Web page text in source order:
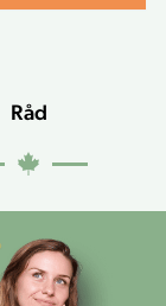
Råd